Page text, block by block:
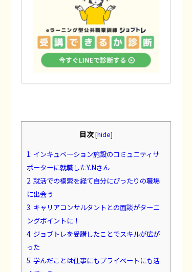
目次[hide]
1. インキュベーション施設のコミュニティサ
ポーターに就職したY.Nさん
2. 就活での模索を経て自分にぴったりの職場
に出会う
3. キャリアコンサルタントとの面談がターニ
ングポイントに！
4. ジョブトレを受講したことでスキルが広が
った
5. 学んだことは仕事にもプライベートにも活